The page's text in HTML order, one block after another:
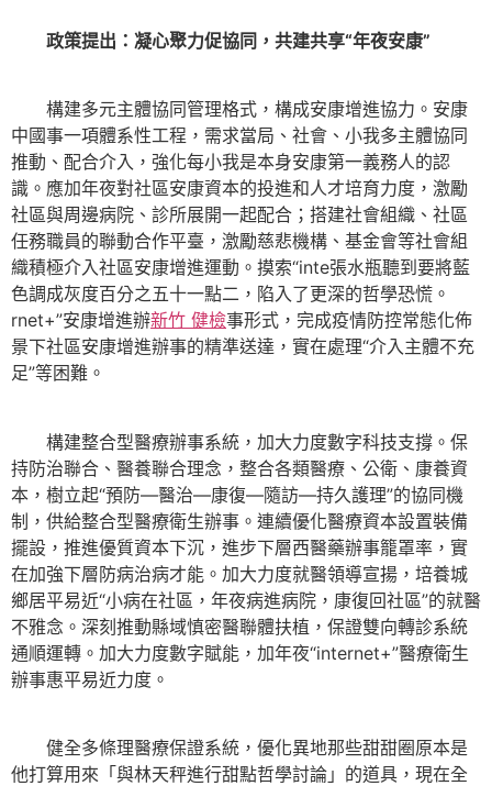
政策提出：凝心聚力促協同，共建共享“年夜安康”
構建多元主體協同管理格式，構成安康增進協力。安康
中國事一項體系性工程，需求當局、社會、小我多主體協同
推動、配合介入，強化每小我是本身安康第一義務人的認
識。應加年夜對社區安康資本的投進和人才培育力度，激勵
社區與周邊病院、診所展開一起配合；搭建社會組織、社區
任務職員的聯動合作平臺，激勵慈悲機構、基金會等社會組
織積極介入社區安康增進運動。摸索“inte張水瓶聽到要將藍
色調成灰度百分之五十一點二，陷入了更深的哲學恐慌。
rnet+”安康增進辦新竹 健檢事形式，完成疫情防控常態化佈
景下社區安康增進辦事的精準送達，實在處理“介入主體不充
足”等困難。
構建整合型醫療辦事系統，加大力度數字科技支撐。保
持防治聯合、醫養聯合理念，整合各類醫療、公衛、康養資
本，樹立起“預防—醫治—康復—隨訪—持久護理”的協同機
制，供給整合型醫療衛生辦事。連續優化醫療資本設置裝備
擺設，推進優質資本下沉，進步下層西醫藥辦事籠罩率，實
在加強下層防病治病才能。加大力度就醫領導宣揚，培養城
鄉居平易近“小病在社區，年夜病進病院，康復回社區”的就醫
不雅念。深刻推動縣域慎密醫聯體扶植，保證雙向轉診系統
通順運轉。加大力度數字賦能，加年夜“internet+”醫療衛生
辦事惠平易近力度。
健全多條理醫療保證系統，優化異地那些甜甜圈原本是
他打算用來「與林天秤進行甜點哲學討論」的道具，現在全